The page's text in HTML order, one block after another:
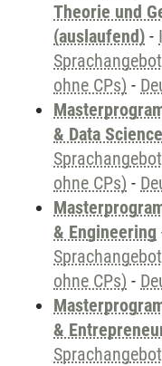
Theorie und
(auslaufend) -
ohne CPs) -
& Data Science
ohne CPs) -
& Engineering
ohne CPs) -
&